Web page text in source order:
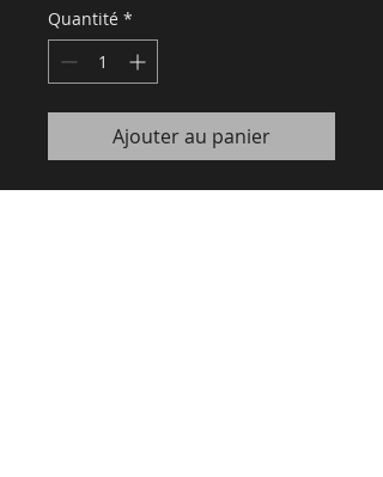
Quantité *
Ajouter au panier